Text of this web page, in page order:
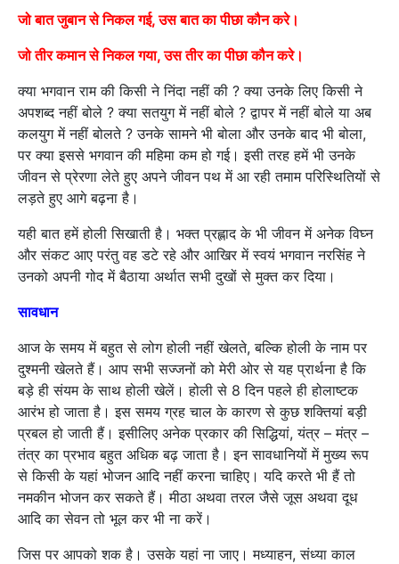
जो बात जुबान से निकल गई, उस बात का पीछा कौन करे।
जो तीर कमान से निकल गया, उस तीर का पीछा कौन करे।
क्या भगवान राम की किसी ने निंदा नहीं की ? क्या उनके लिए किसी ने
अपशब्द नहीं बोले ? क्या सतयुग में नहीं बोले ? द्वापर में नहीं बोले या अब
कलयुग में नहीं बोलते ? उनके सामने भी बोला और उनके बाद भी बोला,
पर क्या इससे भगवान की महिमा कम हो गई। इसी तरह हमें भी उनके
जीवन से प्रेरणा लेते हुए अपने जीवन पथ में आ रही तमाम परिस्थितियों से
लड़ते हुए आगे बढ़ना है।
यही बात हमें होली सिखाती है। भक्त प्रह्लाद के भी जीवन में अनेक विघ्न
और संकट आए परंतु वह डटे रहे और आखिर में स्वयं भगवान नरसिंह ने
उनको अपनी गोद में बैठाया अर्थात सभी दुखों से मुक्त कर दिया।
सावधान
आज के समय में बहुत से लोग होली नहीं खेलते, बल्कि होली के नाम पर
दुश्मनी खेलते हैं। आप सभी सज्जनों को मेरी ओर से यह प्रार्थना है कि
बड़े ही संयम के साथ होली खेलें। होली से 8 दिन पहले ही होलाष्टक
आरंभ हो जाता है। इस समय ग्रह चाल के कारण से कुछ शक्तियां बड़ी
प्रबल हो जाती हैं। इसीलिए अनेक प्रकार की सिद्धियां, यंत्र – मंत्र –
तंत्र का प्रभाव बहुत अधिक बढ़ जाता है। इन सावधानियों में मुख्य रूप
से किसी के यहां भोजन आदि नहीं करना चाहिए। यदि करते भी हैं तो
नमकीन भोजन कर सकते हैं। मीठा अथवा तरल जैसे जूस अथवा दूध
आदि का सेवन तो भूल कर भी ना करें।
जिस पर आपको शक है। उसके यहां ना जाए। मध्याहन, संध्या काल